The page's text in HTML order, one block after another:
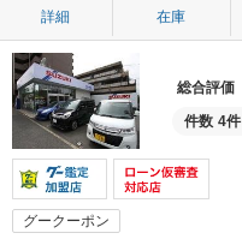
詳細 在庫
総合評価
件数 4件
グークーポン